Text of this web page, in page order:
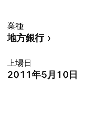
業種
地方銀行
上場日
2011年5月10日